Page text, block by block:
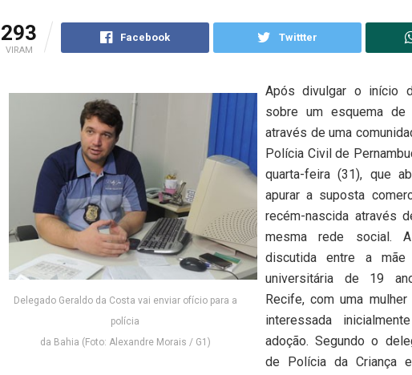
293
VIRAM
Facebook Twittter
Delegado Geraldo da Costa vai enviar ofício para a
polícia
da Bahia (Foto: Alexandre Morais / G1)
Após divulgar o início
sobre um esquema
através de uma
Polícia Civil de
quarta-feira (31), que
apurar a suposta
recém-nascida através
mesma rede social.
discutida entre a mãe
universitária de 19
Recife, com uma
interessada
adoção. Segundo o
de Polícia da Criança